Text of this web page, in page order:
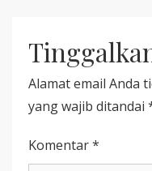
AWAL
JANUARI
2025
Alamat email Anda
yang wajib ditandai
Komentar*